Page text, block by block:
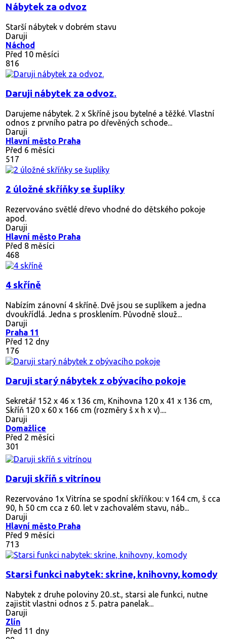
Nábytek za odvoz
Starší nábytek v dobrém stavu
Daruji
Náchod
Před 10 měsíci
816
Daruji nábytek za odvoz.
Darujeme nábytek. 2 x Skříně jsou bytelné a těžké. Vlastní
odnos z prvního patra po dřevěných schode...
Daruji
Hlavní město Praha
Před 6 měsíci
517
2 úložné skříňky se šuplíky
Rezervováno světlé dřevo vhodné do dětského pokoje
apod.
Daruji
Hlavní město Praha
Před 8 měsíci
468
4 skříně
Nabízím zánovní 4 skříně. Dvě jsou se suplíkem a jedna
dvoukřídlá. Jedna s prosklením. Původně slouž...
Daruji
Praha 11
Před 12 dny
176
Daruji starý nábytek z obývacího pokoje
Sekretář 152 x 46 x 136 cm, Knihovna 120 x 41 x 136 cm,
Skříň 120 x 60 x 166 cm (rozměry š x h x v)....
Daruji
Domažlice
Před 2 měsíci
301
Daruji skříň s vitrínou
Rezervováno 1x Vitrína se spodní skříňkou: v 164 cm, š cca
90, h 50 cm cca z 60. let v zachovalém stavu, náb...
Daruji
Hlavní město Praha
Před 9 měsíci
713
Starsi funkci nabytek: skrine, knihovny, komody
Nabytek z druhe poloviny 20..st., starsi ale funkci, nutne
zajistit vlastni odnos z 5. patra panelak...
Daruji
Zlín
Před 11 dny